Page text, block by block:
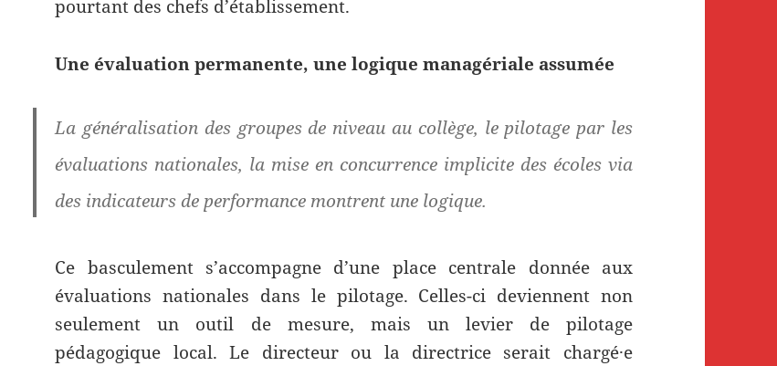
pourtant des chefs d’établissement.
Une évaluation permanente, une logique managériale assumée
La généralisation des groupes de niveau au collège, le pilotage par les
évaluations nationales, la mise en concurrence implicite des écoles via
des indicateurs de performance montrent une logique.
Ce basculement s’accompagne d’une place centrale donnée aux
évaluations nationales dans le pilotage. Celles-ci deviennent non
seulement un outil de mesure, mais un levier de pilotage
pédagogique local. Le directeur ou la directrice serait chargé·e